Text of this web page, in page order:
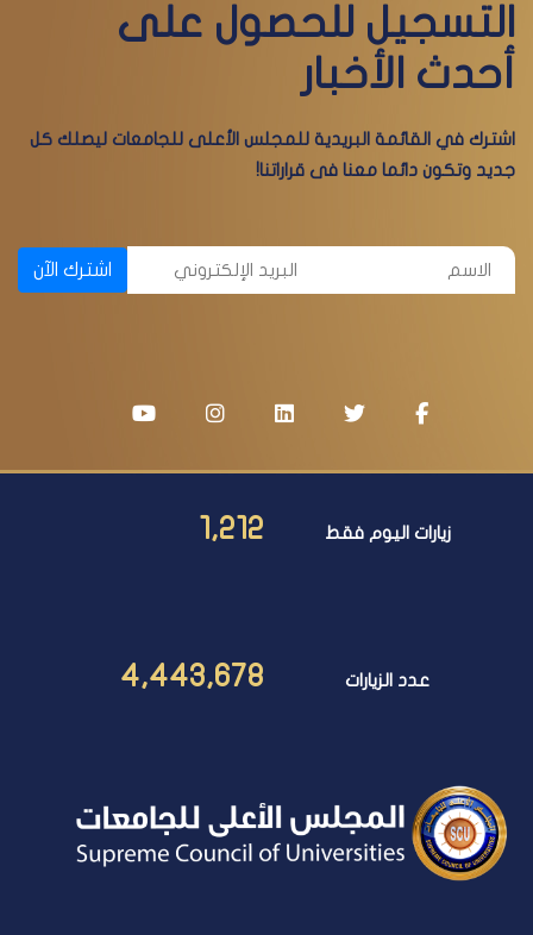
التسجيل للحصول على
أحدث الأخبار
اشترك في القائمة البريدية للمجلس الأعلى للجامعات ليصلك كل
جديد وتكون دائما معنا فى قراراتنا!
اشترك الآن
زيارات اليوم فقط 1,212
عدد الزيارات 4,443,678